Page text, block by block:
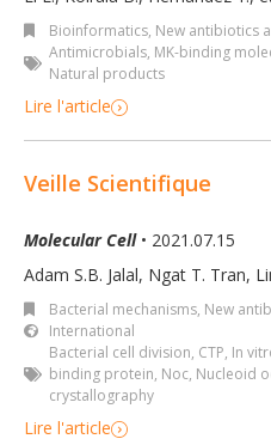
Bioinformatics, New antibiotics
Antimicrobials, MK-binding
Natural products
Lire l'article
Veille Scientifique
Molecular Cell• 2021.07.15
Adam S.B. Jalal, Ngat T. Tran,
Bacterial mechanisms, New
International
Bacterial cell division, CTP, In
binding protein, Noc, Nucleoid
crystallography
Lire l'article